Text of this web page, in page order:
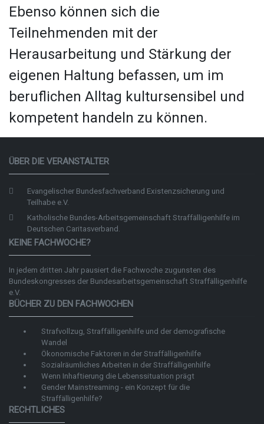
Ebenso können sich die
Teilnehmenden mit der
Herausarbeitung und Stärkung der
eigenen Haltung befassen, um im
beruflichen Alltag kultursensibel und
kompetent handeln zu können.
ÜBER DIE VERANSTALTER
Evangelischer Bundesfachverband Existenzsicherung und
Teilhabe e.V.
Katholische Bundes-Arbeitsgemeinschaft Straffälligenhilfe im
Deutschen Caritasverband.
KEINE FACHWOCHE?
In jedem dritten Jahr pausiert die Fachwoche zugunsten des
Bundeskongresses der Bundesarbeitsgemeinschaft Straffälligenhilfe
e.V.
BÜCHER ZU DEN FACHWOCHEN
Strafvollzug, Straffälligenhilfe und der demografische
Wandel
Ökonomische Faktoren in der Straffälligenhilfe
Sozialräumliches Arbeiten in der Straffälligenhilfe
Wenn Inhaftierung die Lebenssituation prägt
Gender Mainstreaming - ein Konzept für die
Straffälligenhilfe?
RECHTLICHES